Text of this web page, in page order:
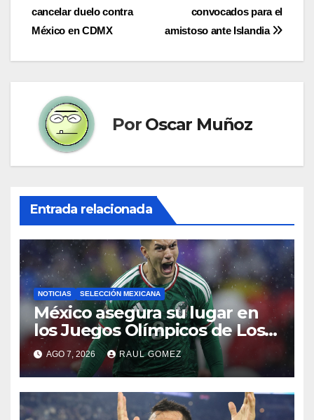
de
entradas
convocados para el
amistoso ante Islandia
cancelar duelo contra
México en CDMX
Por Oscar Muñoz
Entrada relacionada
NOTICIAS SELECCIÓN MEXICANA
México asegura su lugar en
los Juegos Olímpicos de Los
Ángeles 2028
AGO 7, 2026 RAUL GOMEZ